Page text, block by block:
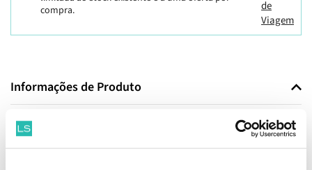
compra.
Informações de Produto
Prada Amber Pour Homme Eau de Toilette é a fragrância Prada
para um homem confiante e autêntico. Uma fragrância fresca e
sensual, um perfume Fougère Ambarino, que combina uma mistura